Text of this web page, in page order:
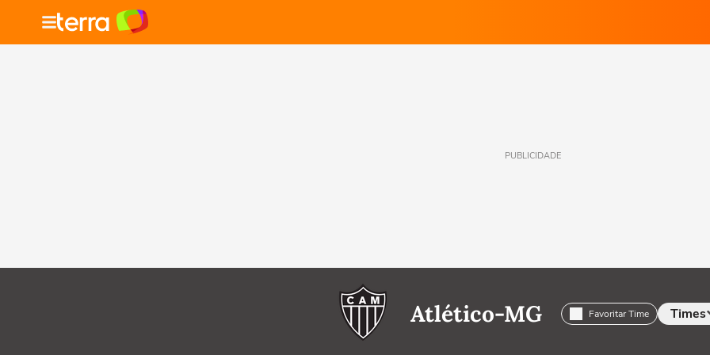
PUBLICIDADE
Atlético-MG Favoritar Time Times